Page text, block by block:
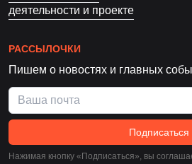
деятельности и проекте
РАССЫЛОЧКИ
Пишем о новостях и главных
Подписаться
Нажимая кнопку «Подписаться», вы